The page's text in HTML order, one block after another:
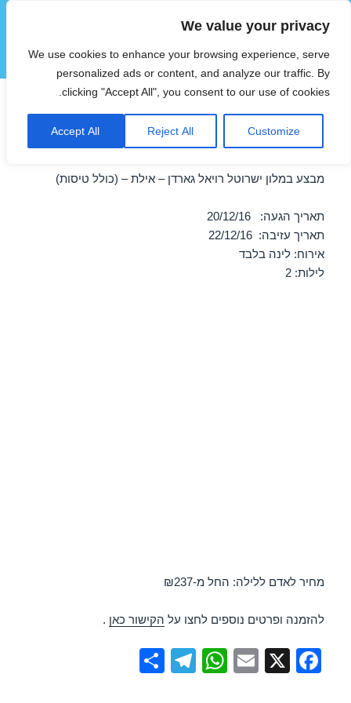
We value your privacy
We use cookies to enhance your browsing experience, serve
personalized ads or content, and analyze our traffic. By
clicking "Accept All", you consent to our use of cookies.
Customize
Reject All
Accept All
הוטצימר
תפריטים
ווידג'טים
חופשה במלון ישרוטל רויאל
גארדן – אילת 20/12/2016
מבצע במלון ישרוטל רויאל גארדן – אילת – (כולל טיסות)
תאריך הגעה: 20/12/16
תאריך עזיבה: 22/12/16
אירוח: לינה בלבד
לילות: 2
מחיר לאדם ללילה: החל מ-₪237
להזמנה ופרטים נוספים לחצו על הקישור כאן .
F
X
E
W
T